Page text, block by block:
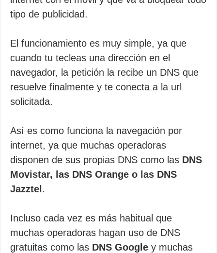
tipo de publicidad.
El funcionamiento es muy simple, ya que
cuando tu tecleas una dirección en el
navegador, la petición la recibe un DNS que
resuelve finalmente y te conecta a la url
solicitada.
Así es como funciona la navegación por
internet, ya que muchas operadoras
disponen de sus propias DNS como las DNS
Movistar, las DNS Orange o las DNS
Jazztel .
Incluso cada vez es más habitual que
muchas operadoras hagan uso de DNS
gratuitas como las DNS Google y muchas